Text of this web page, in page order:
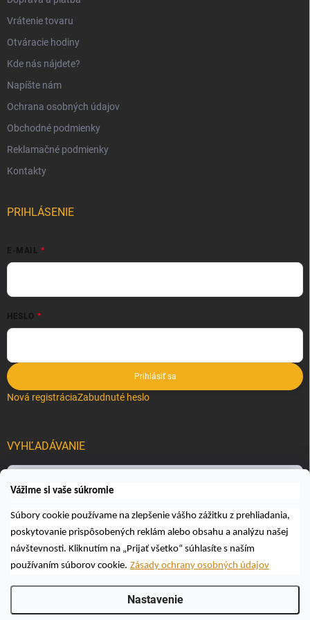
Vážime si vaše súkromie
Súbory cookie používame na zlepšenie vášho zážitku z prehliadania,
poskytovanie prispôsobených reklám alebo obsahu a analýzu našej
návštevnosti. Kliknutím na „Prijať všetko“ súhlasíte s naším
používaním súborov cookie. Zásady ochrany osobných údajov
Nastavenie
Vrátenie tovaru
Otváracie hodiny
Kde nás nájdete?
Napíšte nám
Ochrana osobných údajov
Obchodné podmienky
Reklamačné podmienky
Kontakty
PRIHLÁSENIE
E-MAIL
HESLO
Prihlásiť sa
Nová registráciaZabudnuté heslo
VYHĽADÁVANIE
Včelárske a poľovnícke potreby AUTOSPOL O.K., s.r.o.
Všetky práva vyhradené.Upraviť nastavenie cookies